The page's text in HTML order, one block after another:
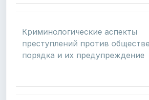
Криминологические аспекты
преступлений против
порядка и их предупреждение